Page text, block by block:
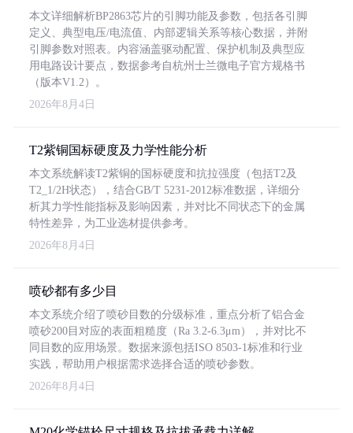
本文详细解析BP2863芯片的引脚功能及参数，包括各引脚
定义、典型电压/电流值、内部逻辑关系等核心数据，并附
引脚参数对照表。内容涵盖驱动配置、保护机制及典型应
用电路设计要点，数据参考自杭州士兰微电子官方规格书
（版本V1.2）。
2026年8月4日
T2紫铜国标硬度及力学性能分析
本文系统解读T2紫铜的国标硬度和抗拉强度（包括T2及
T2_1/2H状态），结合GB/T 5231-2012标准数据，详细分
析其力学性能指标及影响因素，并对比不同状态下的金属
特性差异，为工业选材提供参考。
2026年8月4日
喷砂都有多少目
本文系统介绍了喷砂目数的分级标准，重点分析了铝合金
喷砂200目对应的表面粗糙度（Ra 3.2-6.3μm），并对比不
同目数的应用场景。数据来源包括ISO 8503-1标准和行业
实践，帮助用户根据需求选择合适的喷砂参数。
2026年8月4日